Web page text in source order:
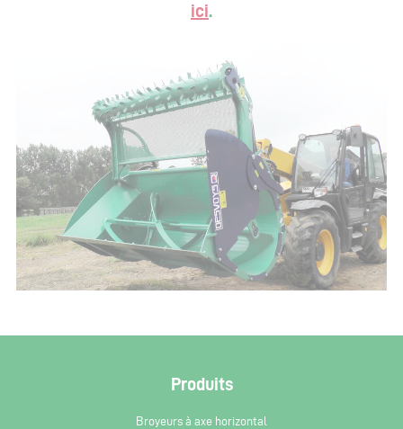
ici.
Produits
Broyeurs à axe horizontal